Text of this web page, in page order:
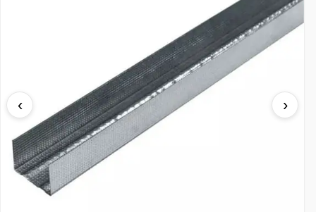
‹ ›